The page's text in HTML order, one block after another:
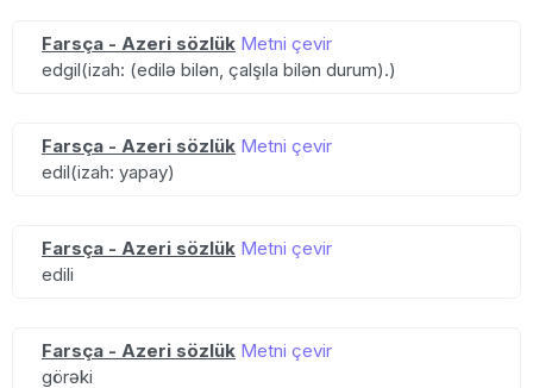
Farsça - Azeri sözlük Metni çevir
edgil(izah: (edilə bilən, çalşıla bilən durum).)
Farsça - Azeri sözlük Metni çevir
edil(izah: yapay)
Farsça - Azeri sözlük Metni çevir
edili
Farsça - Azeri sözlük Metni çevir
görəki